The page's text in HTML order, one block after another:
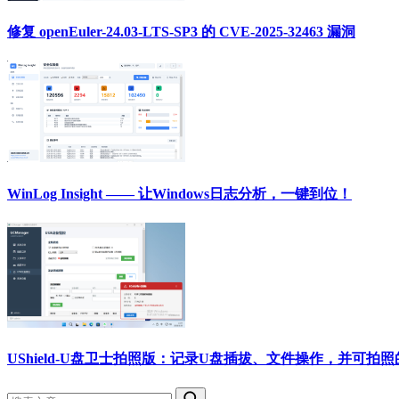
修复 openEuler-24.03-LTS-SP3 的 CVE-2025-32463 漏洞
WinLog Insight —— 让Windows日志分析，一键到位！
UShield-U盘卫士拍照版：记录U盘插拔、文件操作，并可拍照